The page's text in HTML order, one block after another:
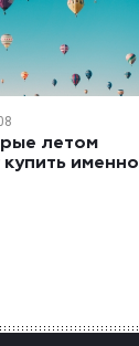
летом
именно